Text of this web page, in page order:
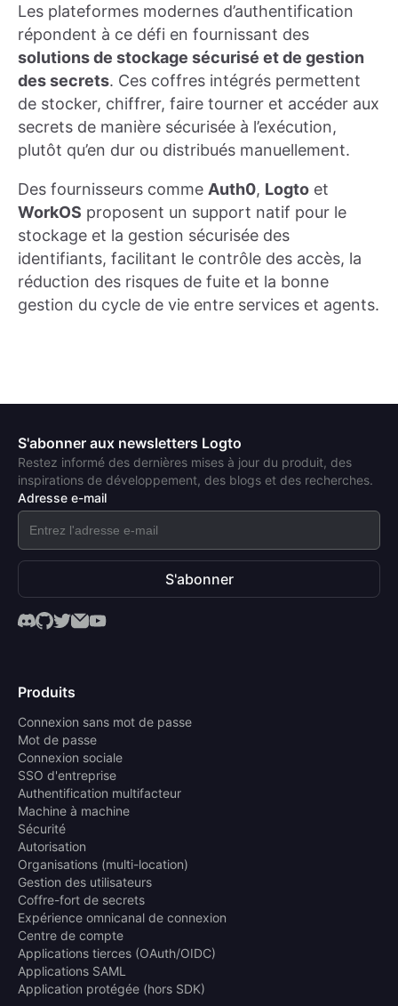
Les plateformes modernes d’authentification
répondent à ce défi en fournissant des
solutions de stockage sécurisé et de gestion
des secrets. Ces coffres intégrés permettent
de stocker, chiffrer, faire tourner et accéder aux
secrets de manière sécurisée à l’exécution,
plutôt qu’en dur ou distribués manuellement.
Des fournisseurs comme Auth0, Logto et
WorkOS proposent un support natif pour le
stockage et la gestion sécurisée des
identifiants, facilitant le contrôle des accès, la
réduction des risques de fuite et la bonne
gestion du cycle de vie entre services et agents.
S'abonner aux newsletters Logto
Restez informé des dernières mises à jour du produit, des
inspirations de développement, des blogs et des recherches.
Adresse e-mail
S'abonner
Produits
Connexion sans mot de passe
Mot de passe
Connexion sociale
SSO d'entreprise
Authentification multifacteur
Machine à machine
Sécurité
Autorisation
Organisations (multi-location)
Gestion des utilisateurs
Coffre-fort de secrets
Expérience omnicanal de connexion
Centre de compte
Applications tierces (OAuth/OIDC)
Applications SAML
Application protégée (hors SDK)